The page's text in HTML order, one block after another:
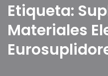
Etiqueta:
Materiales